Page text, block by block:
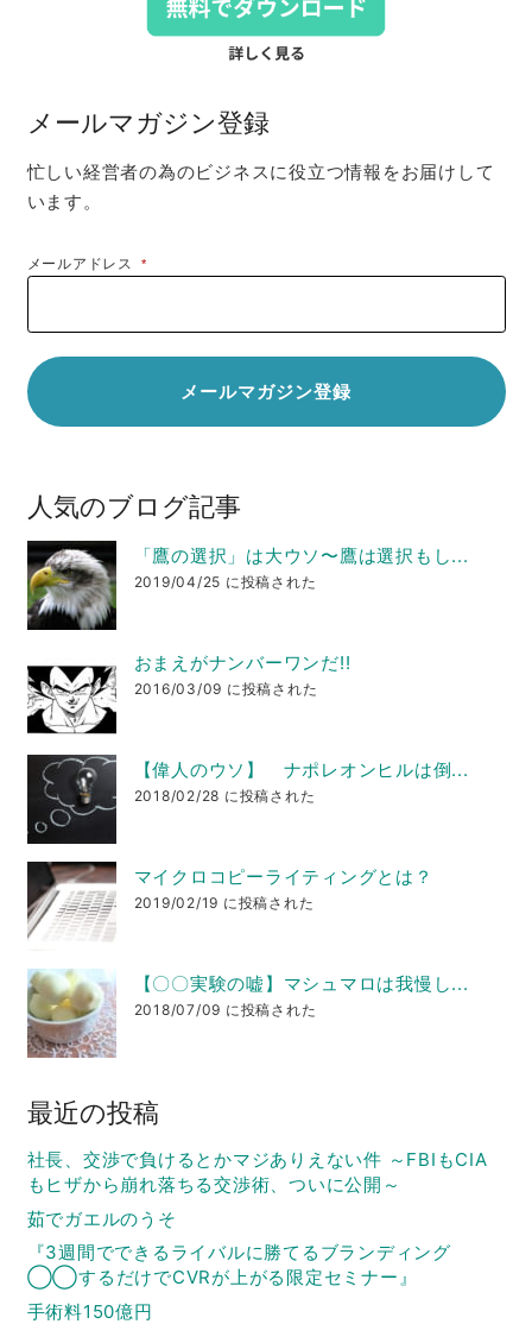
メールマガジン登録
忙しい経営者の為のビジネスに役立つ情報をお届けして
います。
メールアドレス*
人気のブログ記事
「鷹の選択」は大ウソ〜鷹は選択もし...
2019/04/25 に投稿された
おまえがナンバーワンだ!!
2016/03/09 に投稿された
【偉人のウソ】 ナポレオンヒルは倒...
2018/02/28 に投稿された
マイクロコピーライティングとは？
2019/02/19 に投稿された
【〇〇実験の嘘】マシュマロは我慢し...
2018/07/09 に投稿された
最近の投稿
社長、交渉で負けるとかマジありえない件 ～FBIもCIA
もヒザから崩れ落ちる交渉術、ついに公開～
茹でガエルのうそ
『3週間でできるライバルに勝てるブランディング
◯◯するだけでCVRが上がる限定セミナー』
手術料150億円